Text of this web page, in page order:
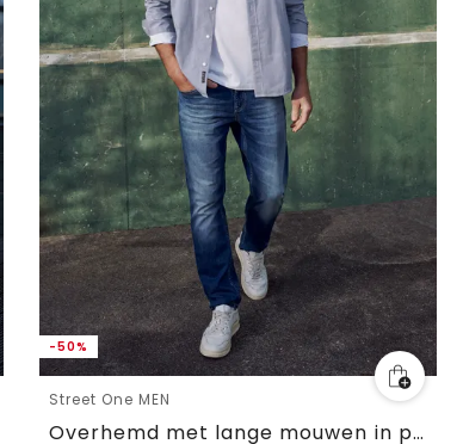
-50%
Street One MEN
Overhemd met lange mouwen in popeline kwaliteit